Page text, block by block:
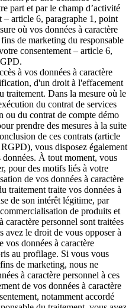
part et par le champ d’activité
– article 6, paragraphe 1, point
où vos données à caractère
de marketing du responsable
consentement – article 6,
à vos données à caractère
d'un droit à l'effacement
traitement. Dans la mesure où le
du contrat de services
ou du contrat de compte démo
prendre des mesures à la suite
de ces contrats (article
vous disposez également
À tout moment, vous
pour des motifs liés à votre
de vos données à caractère
traitement traite vos données à
de son intérêt légitime, par
de produits et
caractère personnel sont traitées
avez le droit de vous opposer à
vos données à caractère
au profilage. Si vous vous
de marketing, nous ne
à caractère personnel à ces
de vos données à caractère
notamment accordé